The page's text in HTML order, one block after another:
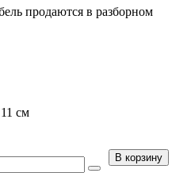
продаются в разборном
см
В корзину